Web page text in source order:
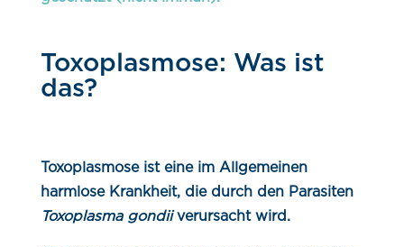
Toxoplasmose: Was ist
das?
Toxoplasmose ist eine im Allgemeinen
harmlose Krankheit, die durch den Parasiten
Toxoplasma gondiiverursacht wird.